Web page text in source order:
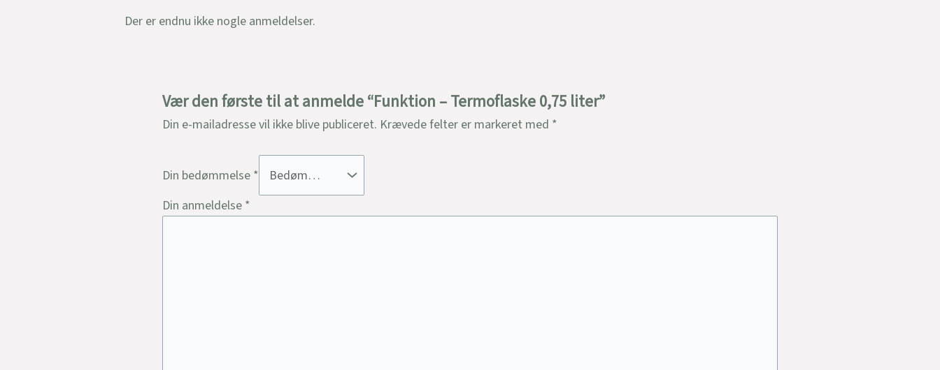
Der er endnu ikke nogle anmeldelser.
Vær den første til at anmelde “Funktion – Termoflaske 0,75 liter”
Din e-mailadresse vil ikke blive publiceret. Krævede felter er markeret med *
Din bedømmelse *
Din anmeldelse *